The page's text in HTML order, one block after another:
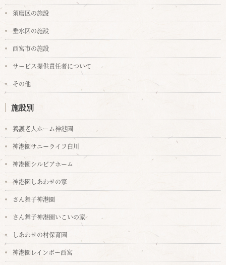
須磨区の施設
垂水区の施設
西宮市の施設
サービス提供責任者について
その他
施設別
養護老人ホーム神港園
神港園サニーライフ白川
神港園シルビアホーム
神港園しあわせの家
さん舞子神港園
さん舞子神港園いこいの家
しあわせの村保育園
神港園レインボー西宮